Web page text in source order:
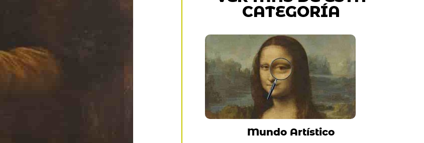
CATEGORÍA
Mundo Artístico